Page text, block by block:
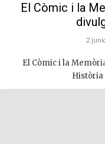
El Còmic i la
2
El Còmic i la
Història